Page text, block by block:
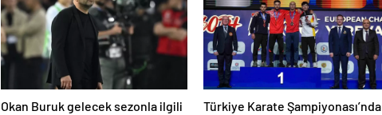
Okan Buruk gelecek sezonla ilgili
Türkiye Karate Şampiyonası’nda